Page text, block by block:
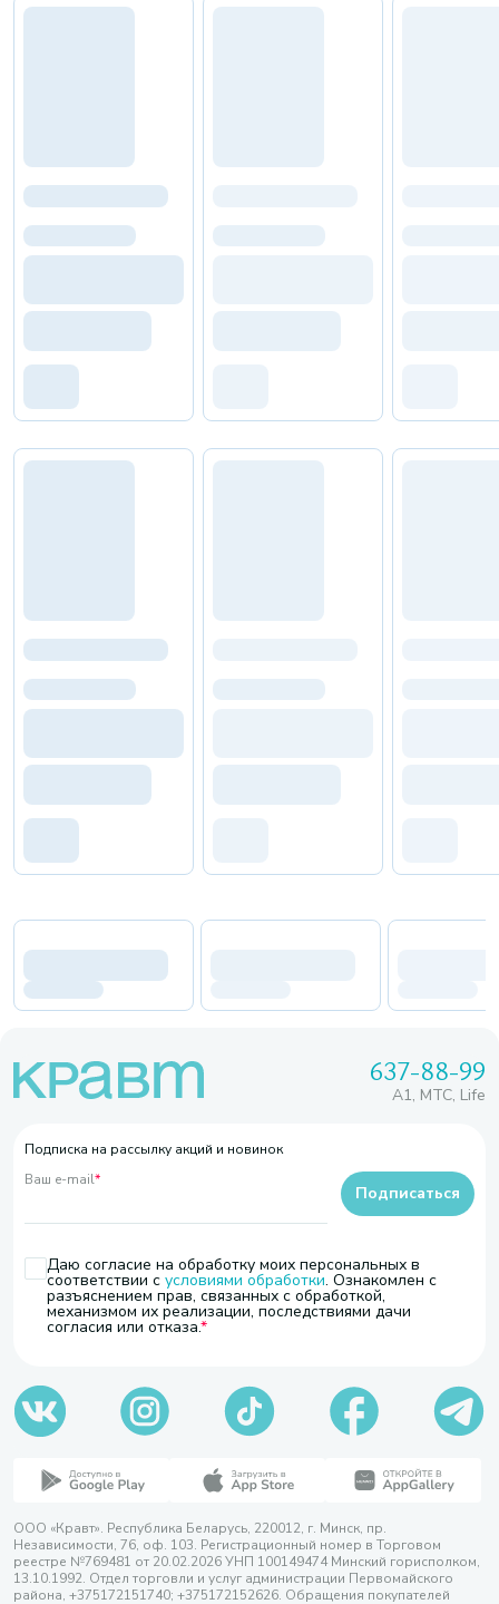
637-88-99
A1, МТС, Life
Подписка на рассылку акций и новинок
Ваш e-mail*
Даю согласие на обработку моих персональных в
соответствии с условиями обработки. Ознакомлен с
разъяснением прав, связанных с обработкой,
механизмом их реализации, последствиями дачи
согласия или отказа.
Подписаться
ООО «Кравт». Республика Беларусь, 220012, г. Минск, пр.
Независимости, 76, оф. 103. Регистрационный номер в Торговом
реестре №769481 от 20.02.2026 УНП 100149474 Минский горисполком,
13.10.1992. Отдел торговли и услуг администрации Первомайского
района, +375172151740; +375172152626. Обращения покупателей